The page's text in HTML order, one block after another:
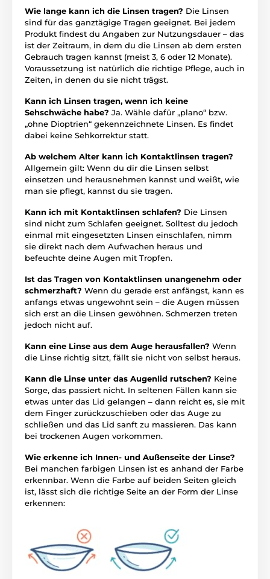
Wie lange kann ich die Linsen tragen? Die Linsen
sind für das ganztägige Tragen geeignet. Bei jedem
Produkt findest du Angaben zur Nutzungsdauer – das
ist der Zeitraum, in dem du die Linsen ab dem ersten
Gebrauch tragen kannst (meist 3, 6 oder 12 Monate).
Voraussetzung ist natürlich die richtige Pflege, auch in
Zeiten, in denen du sie nicht trägst.
Kann ich Linsen tragen, wenn ich keine
Sehschwäche habe? Ja. Wähle dafür „plano“ bzw.
„ohne Dioptrien“ gekennzeichnete Linsen. Es findet
dabei keine Sehkorrektur statt.
Ab welchem Alter kann ich Kontaktlinsen tragen?
Allgemein gilt: Wenn du dir die Linsen selbst
einsetzen und herausnehmen kannst und weißt, wie
man sie pflegt, kannst du sie tragen.
Kann ich mit Kontaktlinsen schlafen? Die Linsen
sind nicht zum Schlafen geeignet. Solltest du jedoch
einmal mit eingesetzten Linsen einschlafen, nimm
sie direkt nach dem Aufwachen heraus und
befeuchte deine Augen mit Tropfen.
Ist das Tragen von Kontaktlinsen unangenehm oder
schmerzhaft? Wenn du gerade erst anfängst, kann es
anfangs etwas ungewohnt sein – die Augen müssen
sich erst an die Linsen gewöhnen. Schmerzen treten
jedoch nicht auf.
Kann eine Linse aus dem Auge herausfallen? Wenn
die Linse richtig sitzt, fällt sie nicht von selbst heraus.
Kann die Linse unter das Augenlid rutschen? Keine
Sorge, das passiert nicht. In seltenen Fällen kann sie
etwas unter das Lid gelangen – dann reicht es, sie mit
dem Finger zurückzuschieben oder das Auge zu
schließen und das Lid sanft zu massieren. Das kann
bei trockenen Augen vorkommen.
Wie erkenne ich Innen- und Außenseite der Linse?
Bei manchen farbigen Linsen ist es anhand der Farbe
erkennbar. Wenn die Farbe auf beiden Seiten gleich
ist, lässt sich die richtige Seite an der Form der Linse
erkennen: